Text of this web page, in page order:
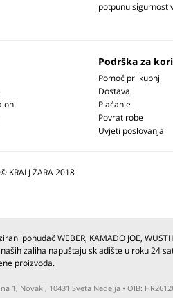
potpunu sigurnost
Podrška za
Pomoć pri kupnji
Dostava
Plaćanje
Povrat robe
Uvjeti poslovanja
KRALJ ŽARA 2018
ponuđač WEBER, KAMADO JOE,
zaliha napuštaju skladište u roku 24
proizvoda.
1, Novaki, 10431 Sveta Nedelja • OIB: